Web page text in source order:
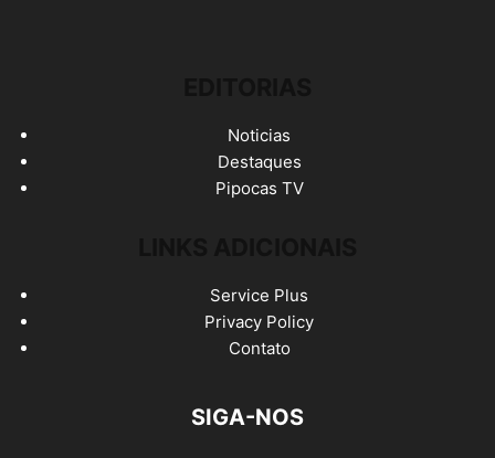
Noticias
Destaques
Pipocas TV
Service Plus
Privacy Policy
Contato
SIGA-NOS